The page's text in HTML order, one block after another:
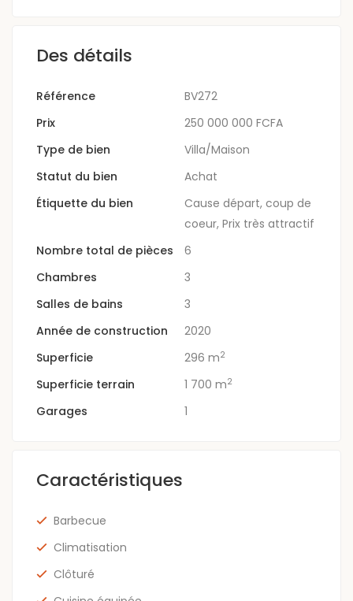
Des détails
Référence
BV272
Prix
250 000 000 FCFA
Type de bien
Villa/Maison
Statut du bien
Achat
Étiquette du bien
Cause départ, coup de
coeur, Prix très attractif
Nombre total de pièces
6
Chambres
3
Salles de bains
3
Année de construction
2020
Superficie
296 m2
Superficie terrain 1 700 m2
Garages 1
Caractéristiques
Barbecue
Climatisation
Clôturé